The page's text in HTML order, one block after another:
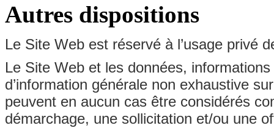
Autres dispositions
Le Site Web est réservé à l’usage privé
Le Site Web et les données, informations
d’information générale non exhaustive
peuvent en aucun cas être considérés
démarchage, une sollicitation et/ou une